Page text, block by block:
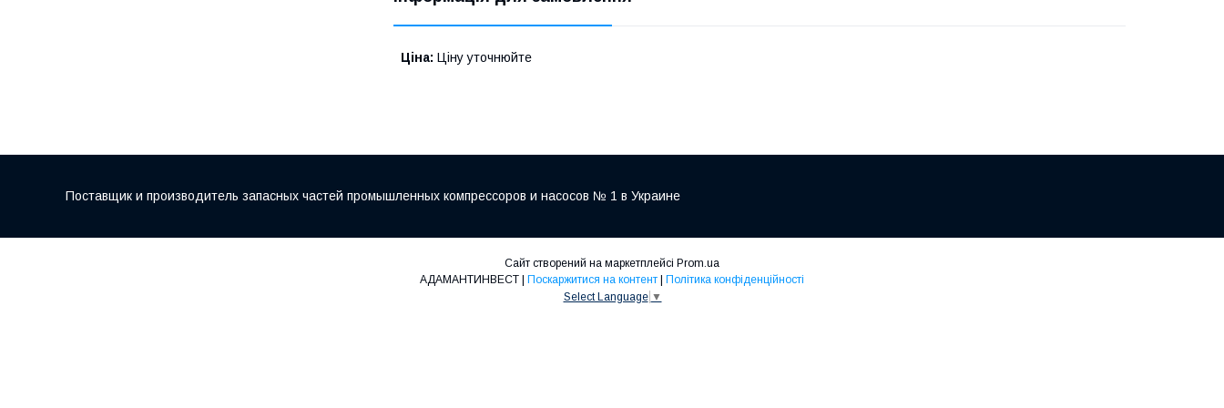
Ціна: Ціну уточнюйте
Поставщик и производитель запасных частей промышленных компрессоров и насосов № 1 в Украине
Сайт створений на маркетплейсі Prom.ua
Поскаржитися на контент
Політика конфіденційності
Select Language ▼